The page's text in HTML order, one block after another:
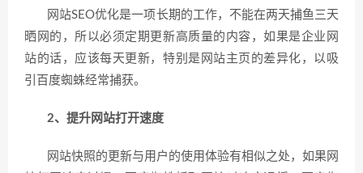
网站SEO优化是一项长期的工作，不能在两天捕鱼三天
晒网的，所以必须定期更新高质量的内容，如果是企业网
站的话，应该每天更新，特别是网站主页的差异化，以吸
引百度蜘蛛经常捕获。
2、提升网站打开速度
网站快照的更新与用户的使用体验有相似之处，如果网